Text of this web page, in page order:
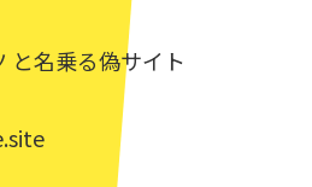
と名乗る偽サイト